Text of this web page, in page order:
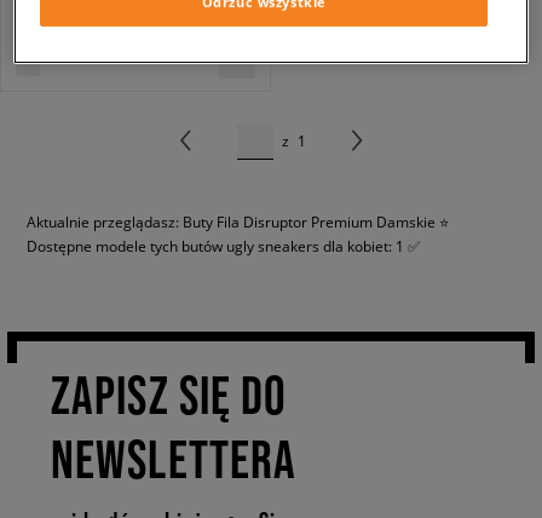
z 1
Aktualnie przeglądasz: Buty Fila Disruptor Premium Damskie ⭐
Dostępne modele tych butów ugly sneakers dla kobiet: 1 ✅
ZAPISZ SIĘ DO
NEWSLETTERA